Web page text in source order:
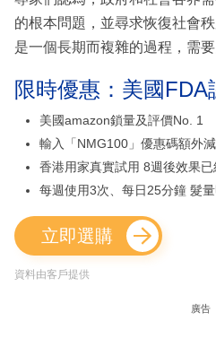
的根本問題，並尋求恢復社會
是一個長期而複雜的過程，需
限時優惠：美國
美國amazon鎖量及評價No. 1
輸入「NMG100」優惠碼額外
香港用家真實試用 8週後效果
每週使用3次、每日25分鐘 髮
立即選購
資料由客戶提供
廣告